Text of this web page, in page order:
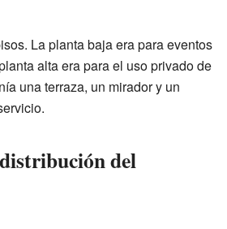
La planta baja era para eventos
alta era para el uso privado de
una terraza, un mirador y un
del